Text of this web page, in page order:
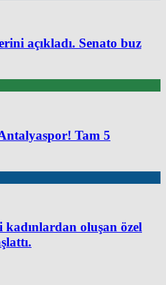
açıkladı. Senato buz
Tam 5
kadınlardan oluşan özel